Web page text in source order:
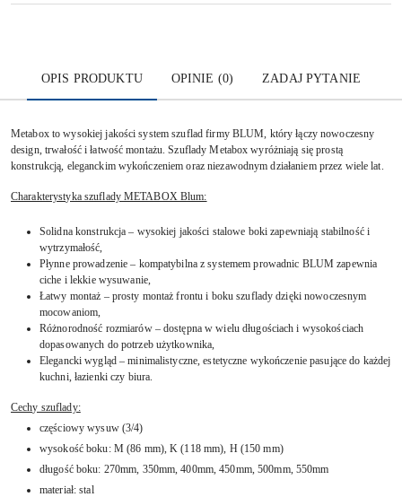
OPIS PRODUKTU OPINIE (0) ZADAJ PYTANIE
Metabox to wysokiej jakości system szuflad firmy BLUM, który łączy nowoczesny
design, trwałość i łatwość montażu. Szuflady Metabox wyróżniają się prostą
konstrukcją, eleganckim wykończeniem oraz niezawodnym działaniem przez wiele lat.
Charakterystyka szuflady METABOX Blum:
Solidna konstrukcja – wysokiej jakości stalowe boki zapewniają stabilność i
wytrzymałość,
Płynne prowadzenie – kompatybilna z systemem prowadnic BLUM zapewnia
ciche i lekkie wysuwanie,
Łatwy montaż – prosty montaż frontu i boku szuflady dzięki nowoczesnym
mocowaniom,
Różnorodność rozmiarów – dostępna w wielu długościach i wysokościach
dopasowanych do potrzeb użytkownika,
Elegancki wygląd – minimalistyczne, estetyczne wykończenie pasujące do każdej
kuchni, łazienki czy biura.
Cechy szuflady:
częściowy wysuw (3/4)
wysokość boku: M (86 mm), K (118 mm), H (150 mm)
długość boku: 270mm, 350mm, 400mm, 450mm, 500mm, 550mm
materiał: stal